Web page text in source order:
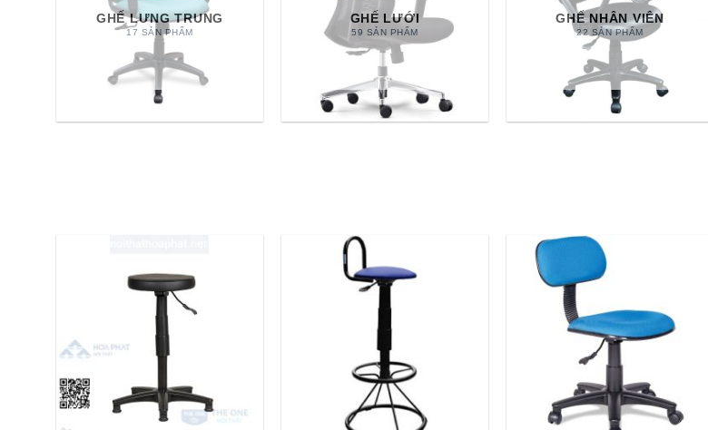
GHẾ LƯNG TRUNG
17 SẢN PHẨM
GHẾ LƯỚI
59 SẢN PHẨM
GHẾ NHÂN VIÊN
22 SẢN PHẨM